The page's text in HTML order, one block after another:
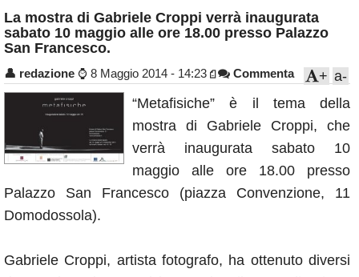
Sport
Eventi
Rubriche
Calendario
Annunci
La mostra di Gabriele Croppi verrà inaugurata
sabato 10 maggio alle ore 18.00 presso Palazzo
San Francesco.
👤 redazione ⌚ 8 Maggio 2014 - 14:23 Commenta a-
+
“Metafisiche” è il tema della
mostra di Gabriele Croppi, che
verrà inaugurata sabato 10
maggio alle ore 18.00 presso
Palazzo San Francesco (piazza Convenzione, 11
Domodossola).
Gabriele Croppi, artista fotografo, ha ottenuto diversi